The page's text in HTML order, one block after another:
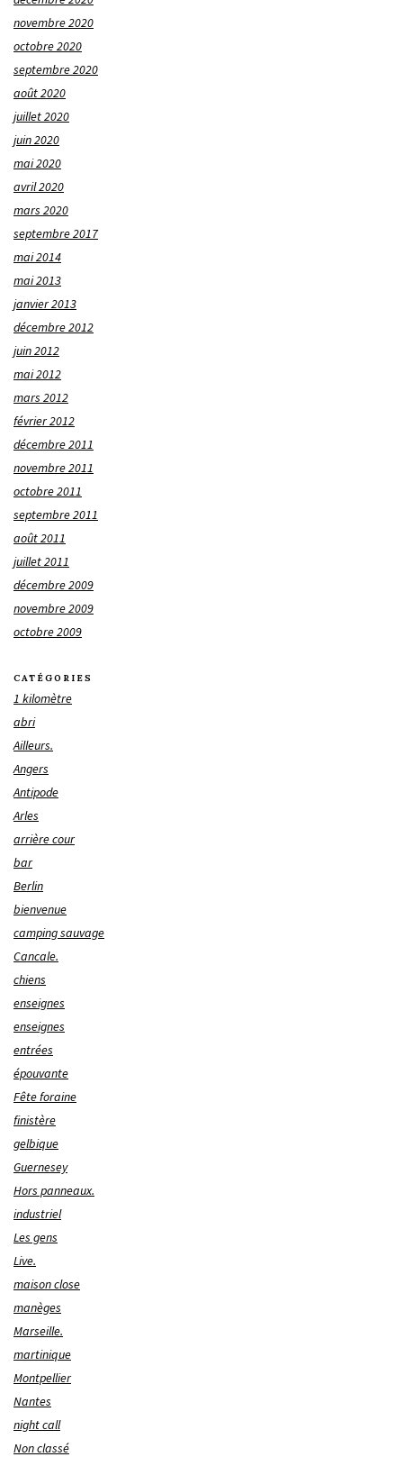
novembre 2020
octobre 2020
septembre 2020
août 2020
juillet 2020
juin 2020
mai 2020
avril 2020
mars 2020
septembre 2017
mai 2014
mai 2013
janvier 2013
décembre 2012
juin 2012
mai 2012
mars 2012
février 2012
décembre 2011
novembre 2011
octobre 2011
septembre 2011
août 2011
juillet 2011
décembre 2009
novembre 2009
octobre 2009
CATÉGORIES
1 kilomètre
abri
Ailleurs.
Angers
Antipode
Arles
arrière cour
bar
Berlin
bienvenue
camping sauvage
Cancale.
chiens
enseignes
enseignes
entrées
épouvante
Fête foraine
finistère
gelbique
Guernesey
Hors panneaux.
industriel
Les gens
Live.
maison close
manèges
Marseille.
martinique
Montpellier
Nantes
night call
Non classé